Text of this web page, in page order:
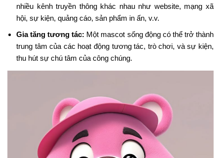
nhiều kênh truyền thông khác nhau như website, mạng xã
hội, sự kiện, quảng cáo, sản phẩm in ấn, v.v.
Gia tăng tương tác: Một mascot sống động có thể trở thành
trung tâm của các hoạt động tương tác, trò chơi, và sự kiện,
thu hút sự chú tâm của công chúng.